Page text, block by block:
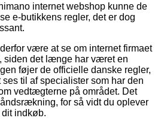
internet webshop kunne de
e-butikkens regler, det er dog
være at se om internet firmaet
siden det længe har været en
føjer de officielle danske regler,
til af specialister som har den
vedtægterne på området. Det
for så vidt du oplever
indkøb.